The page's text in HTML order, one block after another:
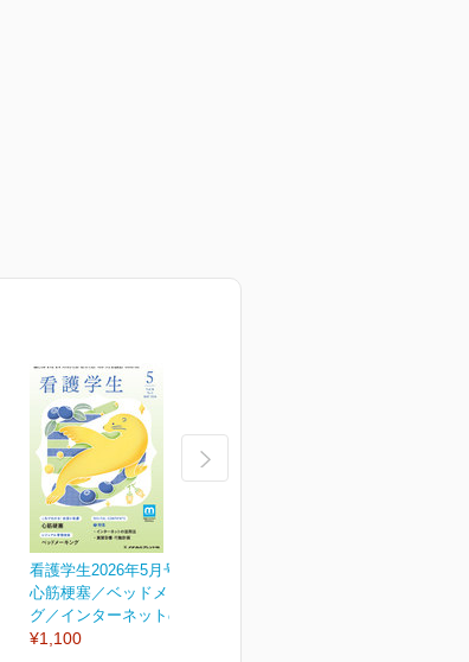
看護学生2026年5月号
心筋梗塞／ベッドメーキン
グ／インターネットの活...
¥1,100